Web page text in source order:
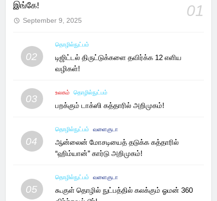
இங்கே!
01
September 9, 2025
02
தொழில்நுட்பம்
டிஜிட்டல் திருட்டுக்களை தவிர்க்க 12 எளிய
வழிகள்!
03
உலகம் தொழில்நுட்பம்
பறக்கும் டாக்ஸி கத்தாரில் அறிமுகம்!
04
தொழில்நுட்பம் வளைகுடா
ஆன்லைன் மோசடியைத் தடுக்க கத்தாரில்
“ஹிம்யான்” கார்டு அறிமுகம்!
05
தொழில்நுட்பம் வளைகுடா
கூகுள் தொழில் நுட்பத்தில் கலக்கும் ஓமன் 360